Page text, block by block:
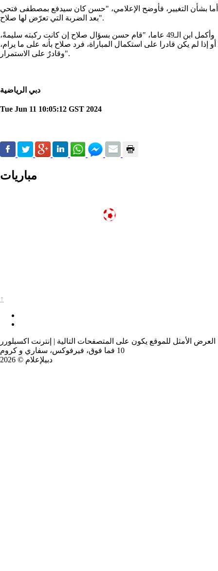
أما بشأن التغيير، فأوضح الإعلامي، "حسن كان سيدفع بمصطفى فتحي
بعد الضربة التي تعرّض لها صلاح".
وأكمل ابن الـ49 عاما، "قام حسن بسؤال صلاح إن كانت ركبته سليمةً،
أو إذا لم يكن قادرا على استكمال المباراة، فرد صلاح بأنه على ما يرام،
وقادرٌ على الاستمرار".
دبي الرياضية
Tue Jun 11 10:05:12 GST 2024
مباريات
↑
العرض الأمثل للموقع يكون على المتصفحات التالية | إنترنت اكسبلورر
10 فما فوق، فيرفوكس، سفاري و كروم
دبيلإعلام © 2026